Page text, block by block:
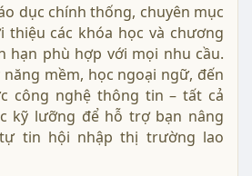
dục chính thống, chuyên mục
thiệu các khóa học và chương
hạn phù hợp với mọi nhu cầu.
mềm, học ngoại ngữ, đến
công nghệ thông tin – tất cả
kỹ lưỡng để hỗ trợ bạn nâng
tin hội nhập thị trường lao